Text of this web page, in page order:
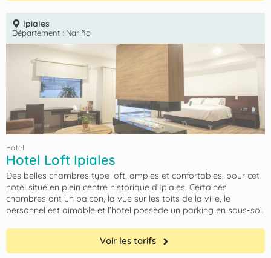
Ipiales
Département : Nariño
Hotel
Hotel Loft Ipiales
Des belles chambres type loft, amples et confortables, pour cet
hotel situé en plein centre historique d’Ipiales. Certaines
chambres ont un balcon, la vue sur les toits de la ville, le
personnel est aimable et l’hotel possède un parking en sous-sol.
Voir les tarifs